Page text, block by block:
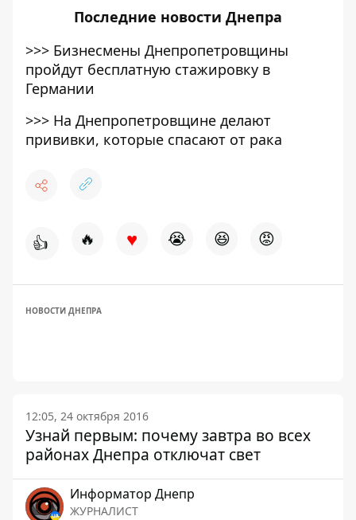
Последние новости Днепра
>>> Бизнесмены Днепропетровщины
пройдут бесплатную стажировку в
Германии
>>> На Днепропетровщине делают
прививки, которые спасают от рака
👍 🔥 ♥ 😭 😆 😡
НОВОСТИ ДНЕПРА
12:05, 24 октября 2016
Узнай первым: почему завтра во всех
районах Днепра отключат свет
Информатор Днепр
ЖУРНАЛИСТ